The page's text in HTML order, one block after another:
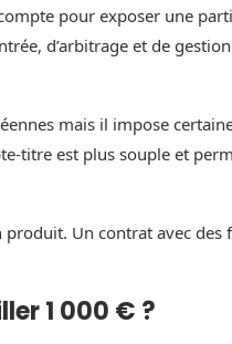
pour exposer une
d’arbitrage et de gestion
mais il impose
est plus souple et
Un contrat avec des
1 000 € ?